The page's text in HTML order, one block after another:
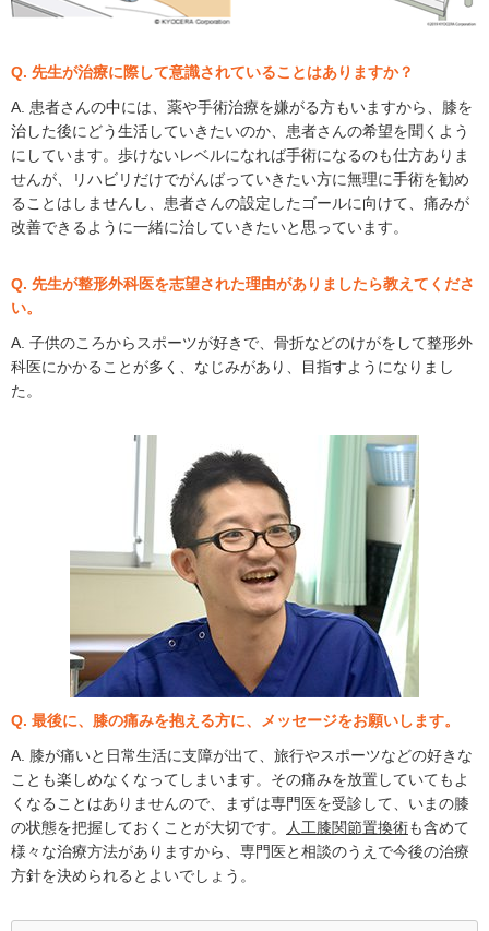
Q. 先生が治療に際して意識されていることはありますか？
A. 患者さんの中には、薬や手術治療を嫌がる方もいますから、膝を
治した後にどう生活していきたいのか、患者さんの希望を聞くよう
にしています。歩けないレベルになれば手術になるのも仕方ありま
せんが、リハビリだけでがんばっていきたい方に無理に手術を勧め
ることはしませんし、患者さんの設定したゴールに向けて、痛みが
改善できるように一緒に治していきたいと思っています。
Q. 先生が整形外科医を志望された理由がありましたら教えてくださ
い。
A. 子供のころからスポーツが好きで、骨折などのけがをして整形外
科医にかかることが多く、なじみがあり、目指すようになりまし
た。
Q. 最後に、膝の痛みを抱える方に、メッセージをお願いします。
A. 膝が痛いと日常生活に支障が出て、旅行やスポーツなどの好きな
ことも楽しめなくなってしまいます。その痛みを放置していてもよ
くなることはありませんので、まずは専門医を受診して、いまの膝
の状態を把握しておくことが大切です。
人工膝関節置換術も含めて
様々な治療方法がありますから、専門医と相談のうえで今後の治療
方針を決められるとよいでしょう。